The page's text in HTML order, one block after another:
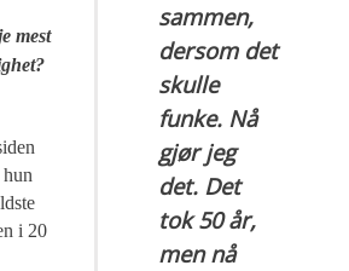
sammen,
dersom det
skulle
funke. Nå
gjør jeg
det. Det
tok 50 år,
men nå
mest
i 20